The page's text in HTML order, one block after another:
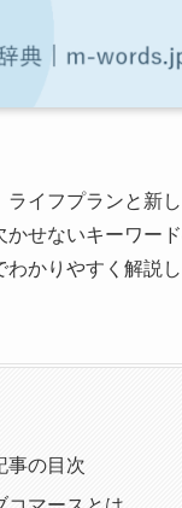
ライフプランと新
かせないキーワー
かりやすく解説し
事の目次